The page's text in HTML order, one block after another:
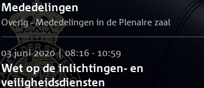
Mededelingen
Overig - Mededelingen in de Plenaire zaal
Wet op de inlichtingen- en
veiligheidsdiensten
03 juni 2020 | 08:16 - 10:59